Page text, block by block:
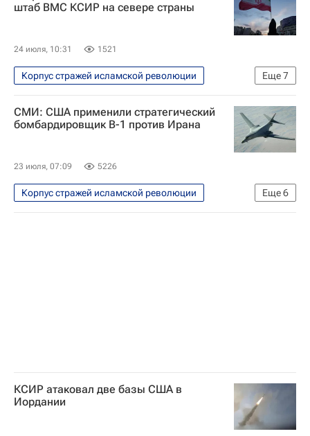
штаб ВМС КСИР на севере страны
24 июля, 10:31 1521
Еще7
Корпус стражей исламской революции
В мире
США
Иран
Тегеран (город)
Али Багери
СМИ: США применили стратегический
бомбардировщик B-1 против Ирана
23 июля, 07:09 5226
Еще6
Корпус стражей исламской революции
В мире
США
Иран
КСИР атаковал две базы США в
Иордании